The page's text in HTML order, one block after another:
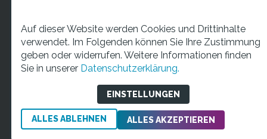
STARTUP TEENS Münsterstraße 5, 59065 Hamm. Fon:
+49 2381 4870207 Mail:info@startupteens.de
Impressum Datenschutzerklärung
Auf dieser Website werden Cookies und Drittinhalte
verwendet. Im Folgenden können Sie Ihre Zustimmung
geben oder widerrufen. Weitere Informationen finden
Sie in unserer Datenschutzerklärung.
EINSTELLUNGEN
ALLES ABLEHNEN ALLES AKZEPTIEREN